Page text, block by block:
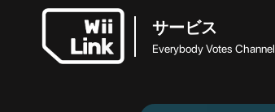
サービス
Everybody Votes Channel